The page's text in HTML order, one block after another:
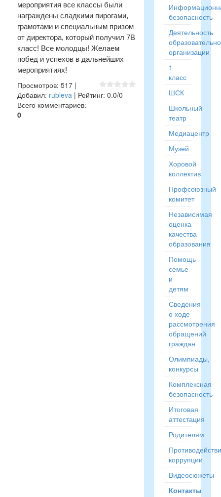
мероприятия все классы были
награждены сладкими пирогами,
грамотами и специальным призом
от директора, который получил 7В
класс! Все молодцы! Желаем
побед и успехов в дальнейших
мероприятиях!
Просмотров: 517 |
Добавил: rubleva | Рейтинг: 0.0/0
Всего комментариев:
0
безопасность
Деятельность
организации
1
класс
ШСК
Школьный
театр
Медиацентр
Музей
Хоровой
коллектив
Профсоюзный
комитет
Независимая
оценка
качества
образования
Помощь
семье
и
детям
Сведения
о ходе
рассмотрения
обращений
граждан
Олимпиады,
конкурсы
Комплексная
безопасность
Итоговая
аттестация
Родителям
коррупции
Видеосюжеты
Контакты